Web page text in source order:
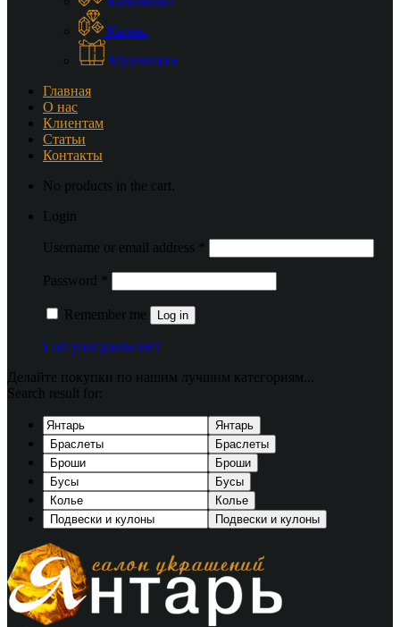
Камни
Мужчинам
Главная
О нас
Клиентам
Статьи
Контакты
No products in the cart.
Login
Username or email address
Password
Remember me Log in
Lost your password?
Делайте покупки по нашим лучшим категориям...
Search result for:
Янтарь
Браслеты
Броши
Бусы
Колье
Подвески и кулоны